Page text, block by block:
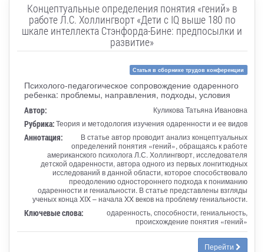
Концептуальные определения понятия «гений» в
работе Л.С. Холлингворт «Дети с IQ выше 180 по
шкале интеллекта Стэнфорда-Бине: предпосылки и
развитие»
Статья в сборнике трудов конференции
Психолого-педагогическое сопровождение одаренного
ребенка: проблемы, направления, подходы, условия
Автор: Куликова Татьяна Ивановна
Рубрика:Теория и методология изучения одаренности и ее видов
Аннотация:
В статье автор проводит анализ концептуальных
определений понятия «гений», обращаясь к работе
американского психолога Л.С. Холлингворт, исследователя
детской одаренности, автора одного из первых лонгитюдных
исследований в данной области, которое способствовало
преодолению одностороннего подхода к пониманию
одаренности и гениальности. В статье представлены взгляды
ученых конца XIX – начала XX веков на проблему гениальности.
Ключевые слова:
одаренность, способности, гениальность,
происхождение понятия «гений»
Перейти